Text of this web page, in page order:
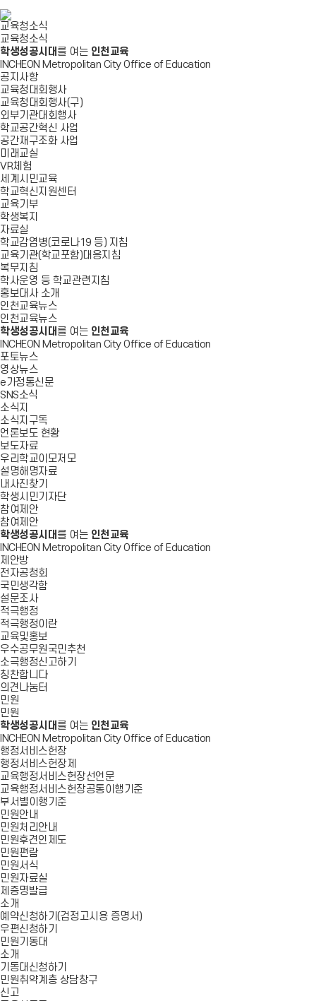
교육청소식
교육청소식
학생성공시대 를 여는 인천교육
INCHEON Metropolitan City Office of Education
공지사항
교육청대회행사
교육청대회행사(구)
외부기관대회행사
학교공간혁신 사업
공간재구조화 사업
미래교실
VR체험
세계시민교육
학교혁신지원센터
교육기부
학생복지
자료실
학교감염병(코로나19 등) 지침
교육기관(학교포함)대응지침
복무지침
학사운영 등 학교관련지침
홍보대사 소개
인천교육뉴스
인천교육뉴스
학생성공시대 를 여는 인천교육
INCHEON Metropolitan City Office of Education
포토뉴스
영상뉴스
e가정통신문
SNS소식
소식지
소식지구독
언론보도 현황
보도자료
우리학교이모저모
설명해명자료
내사진찾기
학생시민기자단
참여제안
참여제안
학생성공시대 를 여는 인천교육
INCHEON Metropolitan City Office of Education
제안방
전자공청회
국민생각함
설문조사
적극행정
적극행정이란
교육및홍보
우수공무원국민추천
소극행정신고하기
칭찬합니다
의견나눔터
민원
민원
학생성공시대 를 여는 인천교육
INCHEON Metropolitan City Office of Education
행정서비스헌장
행정서비스헌장제
교육행정서비스헌장선언문
교육행정서비스헌장공통이행기준
부서별이행기준
민원안내
민원처리안내
민원후견인제도
민원편람
민원서식
민원자료실
제증명발급
소개
예약신청하기(검정고시용 증명서)
우편신청하기
민원기동대
소개
기동대신청하기
민원취약계층 상담창구
신고